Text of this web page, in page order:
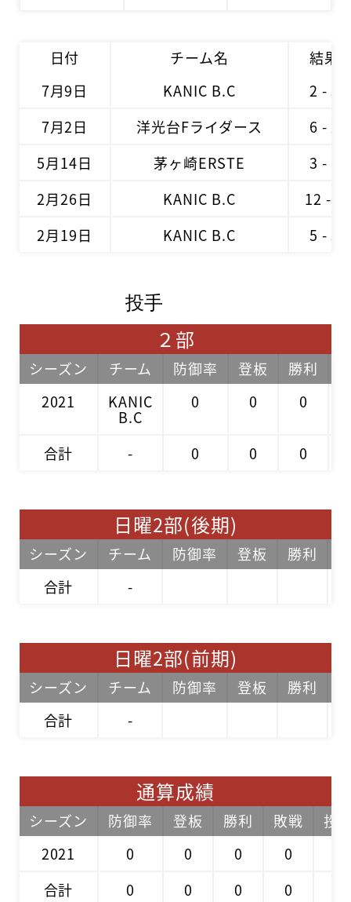
日付 チーム名
結果
7月9日
KANIC B.C
2 - 5
7月2日
洋光台Fライダース
6 - 2
5月14日
茅ヶ崎ERSTE
3 - 1
2月26日
KANIC B.C
12 - 2
2月19日
KANIC B.C 5 - 3
投手
２部
シーズン チーム 防御率 登板 勝利
2021
KANIC
B.C
0 0 0
合計 - 0 0 0
日曜2部(後期)
シーズン チーム 防御率 登板 勝利
合計
-
日曜2部(前期)
シーズン チーム 防御率 登板 勝利
合計
-
通算成績
シーズン 防御率 登板 勝利 敗戦
投
2021
0 0 0 0
合計
0 0 0 0